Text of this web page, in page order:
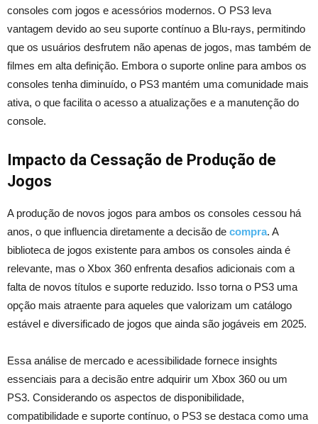
consoles com jogos e acessórios modernos. O PS3 leva
vantagem devido ao seu suporte contínuo a Blu-rays, permitindo
que os usuários desfrutem não apenas de jogos, mas também de
filmes em alta definição. Embora o suporte online para ambos os
consoles tenha diminuído, o PS3 mantém uma comunidade mais
ativa, o que facilita o acesso a atualizações e a manutenção do
console.
Impacto da Cessação de Produção de
Jogos
A produção de novos jogos para ambos os consoles cessou há
anos, o que influencia diretamente a decisão de compra. A
biblioteca de jogos existente para ambos os consoles ainda é
relevante, mas o Xbox 360 enfrenta desafios adicionais com a
falta de novos títulos e suporte reduzido. Isso torna o PS3 uma
opção mais atraente para aqueles que valorizam um catálogo
estável e diversificado de jogos que ainda são jogáveis em 2025.
Essa análise de mercado e acessibilidade fornece insights
essenciais para a decisão entre adquirir um Xbox 360 ou um
PS3. Considerando os aspectos de disponibilidade,
compatibilidade e suporte contínuo, o PS3 se destaca como uma